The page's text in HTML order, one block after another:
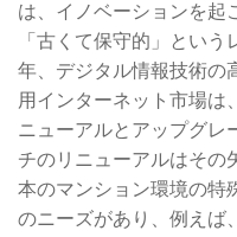
は、イノベーションを起
「古くて保守的」とい
年、デジタル情報技術の
用インターネット市場は
ニューアルとアップグレ
チのリニューアルはその
本のマンション環境の特
のニーズがあり、例えば